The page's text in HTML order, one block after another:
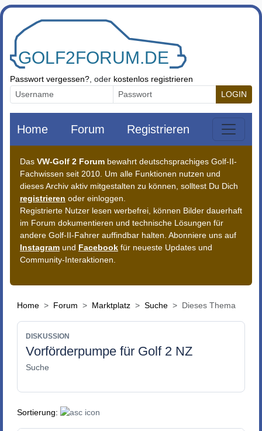
Zum Inhalt springen
Passwort vergessen? , oder kostenlos registrieren
LOGIN
Home Forum Registrieren
Das VW-Golf 2 Forum bewahrt deutschsprachiges Golf-II-
Fachwissen seit 2010. Um alle Funktionen nutzen und
dieses Archiv aktiv mitgestalten zu können, solltest Du Dich
registrieren oder einloggen.
Registrierte Nutzer lesen werbefrei, können Bilder dauerhaft
im Forum dokumentieren und technische Lösungen für
andere Golf-II-Fahrer auffindbar halten. Abonniere uns auf
Instagram und Facebook für neueste Updates und
Community-Interaktionen.
Home Forum Marktplatz Suche Dieses Thema
DISKUSSION
Vorförderpumpe für Golf 2 NZ
Suche
Sortierung: